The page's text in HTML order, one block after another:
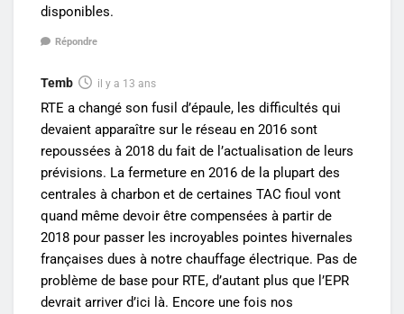
disponibles.
Répondre
Temb il y a 13 ans
RTE a changé son fusil d’épaule, les difficultés qui
devaient apparaître sur le réseau en 2016 sont
repoussées à 2018 du fait de l’actualisation de leurs
prévisions. La fermeture en 2016 de la plupart des
centrales à charbon et de certaines TAC fioul vont
quand même devoir être compensées à partir de
2018 pour passer les incroyables pointes hivernales
françaises dues à notre chauffage électrique. Pas de
problème de base pour RTE, d’autant plus que l’EPR
devrait arriver d’ici là. Encore une fois nos